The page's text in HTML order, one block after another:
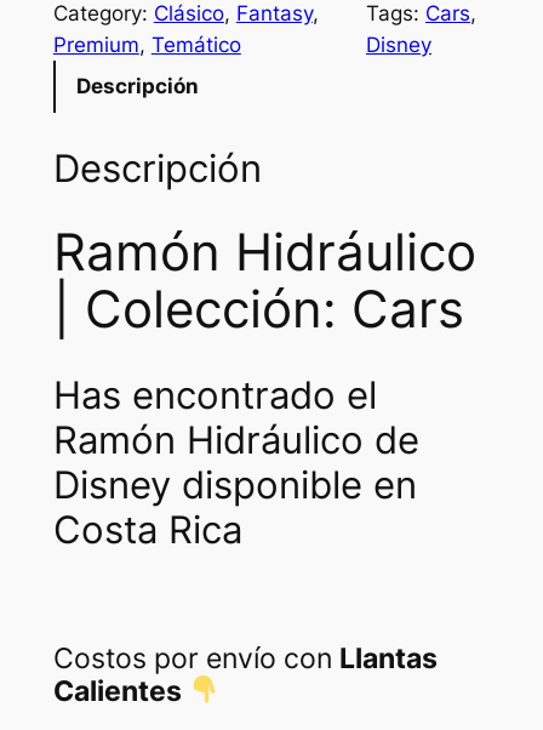
n
p
i
c
e
a
s
:
₡
0
0
n
r
c
e
i
:
₡
3
4
.
Category: Clásico, Fantasy
Premium, Temático
Tags: Cars
Disney
Descripción
Descripción
Ramón Hidráulico
| Colección: Cars
Has encontrado el
Ramón Hidráulico de
Disney disponible en
Costa Rica
Costos por envío con Llantas
Calientes